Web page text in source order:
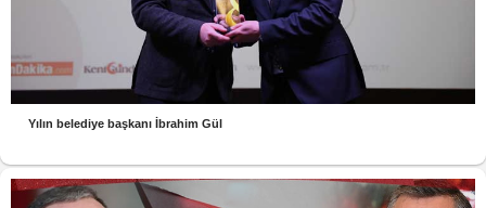
Yılın belediye başkanı İbrahim Gül